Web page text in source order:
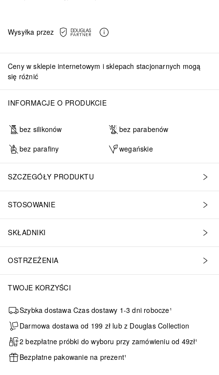
Wysyłka przez
Ceny w sklepie internetowym i sklepach stacjonarnych mogą
się różnić
INFORMACJE O PRODUKCIE
bez silikonów
bez parabenów
bez parafiny
wegańskie
SZCZEGÓŁY PRODUKTU
STOSOWANIE
SKŁADNIKI
OSTRZEŻENIA
TWOJE KORZYŚCI
Szybka dostawa Czas dostawy 1-3 dni robocze¹
Darmowa dostawa od 199 zł lub z Douglas Collection
2 bezpłatne próbki do wyboru przy zamówieniu od 49zł¹
Bezpłatne pakowanie na prezent¹